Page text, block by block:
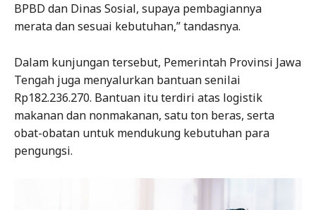
BPBD dan Dinas Sosial, supaya pembagiannya
merata dan sesuai kebutuhan,” tandasnya.
Dalam kunjungan tersebut, Pemerintah Provinsi Jawa
Tengah juga menyalurkan bantuan senilai
Rp182.236.270. Bantuan itu terdiri atas logistik
makanan dan nonmakanan, satu ton beras, serta
obat-obatan untuk mendukung kebutuhan para
pengungsi.